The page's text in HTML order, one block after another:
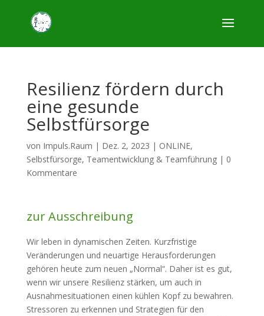
Resilienz fördern durch
eine gesunde
Selbstfürsorge
von Impuls.Raum | Dez. 2, 2023 | ONLINE,
Selbstfürsorge, Teamentwicklung & Teamführung| 0
Kommentare
zur Ausschreibung
Wir leben in dynamischen Zeiten. Kurzfristige
Veränderungen und neuartige Herausforderungen
gehören heute zum neuen „Normal“. Daher ist es gut,
wenn wir unsere Resilienz stärken, um auch in
Ausnahmesituationen einen kühlen Kopf zu bewahren.
Stressoren zu erkennen und Strategien für den